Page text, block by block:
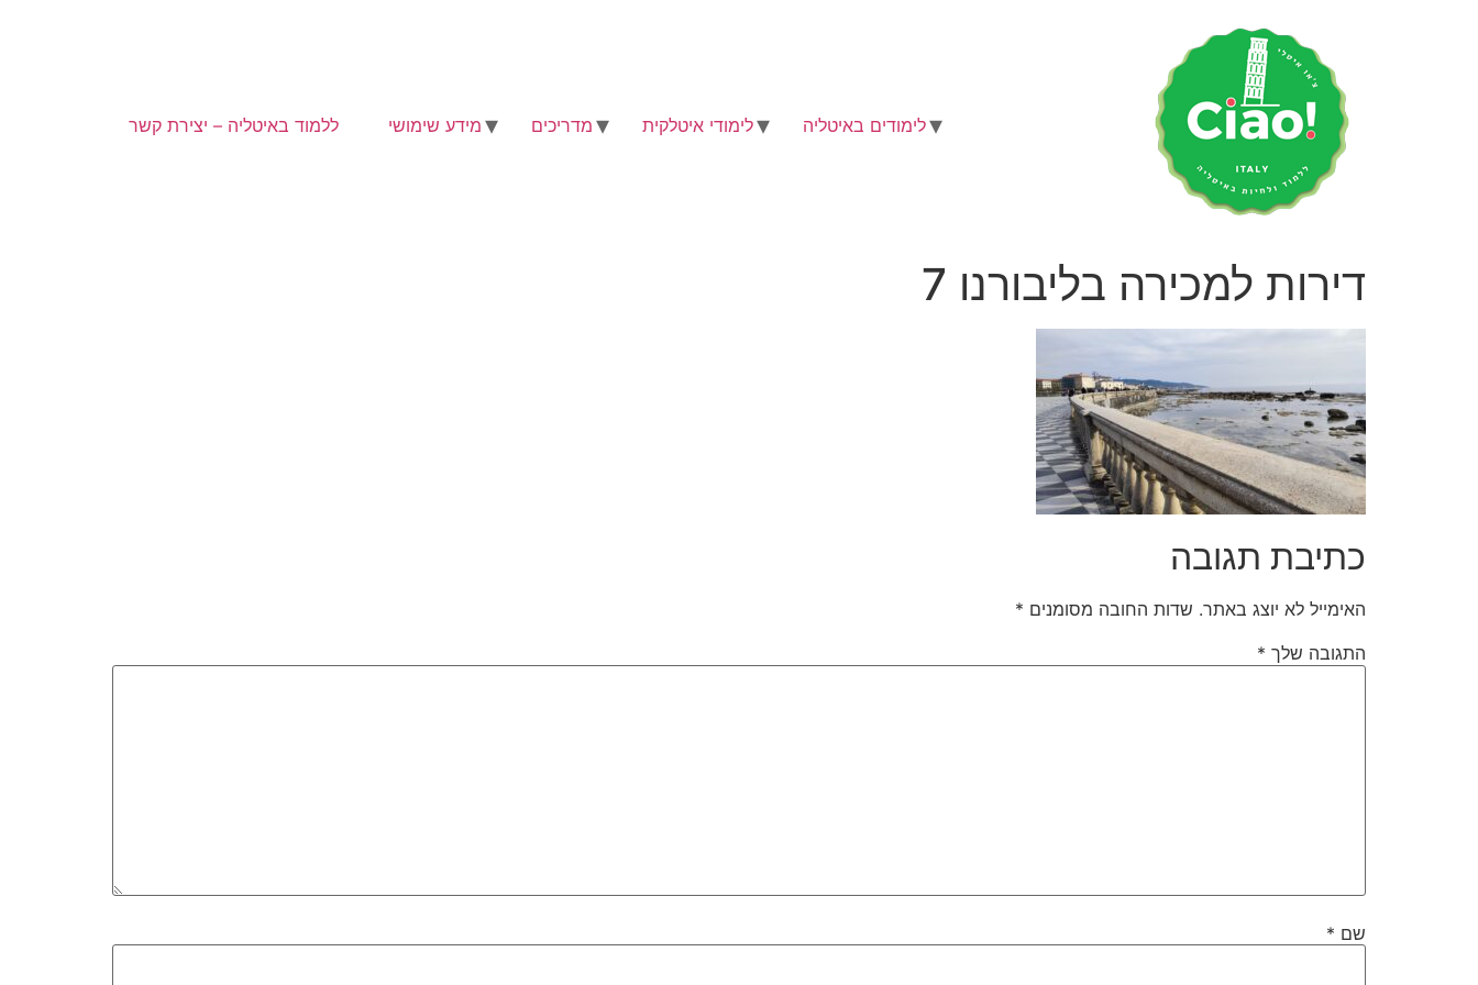
לימודים באיטליה לימודי איטלקית מדריכים מידע שימושי ללמוד באיטליה – יצירת קשר
דירות למכירה בליבורנו 7
כתיבת תגובה
האימייל לא יוצג באתר. שדות החובה מסומנים *
התגובה שלך *
שם *